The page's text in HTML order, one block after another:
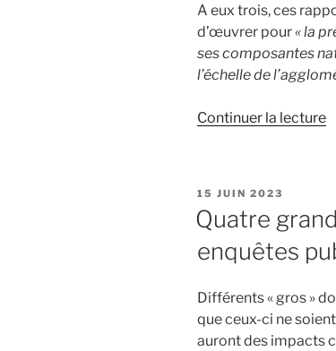
A eux trois, ces
d’œuvrer pour« la
ses composantes
l’échelle de
Continuer la lecturede
–
de
PUBLIÉ
15 JUIN 2023
Quatre
enquêtes
Différents « gros »
que ceux-ci ne
auront des impacts